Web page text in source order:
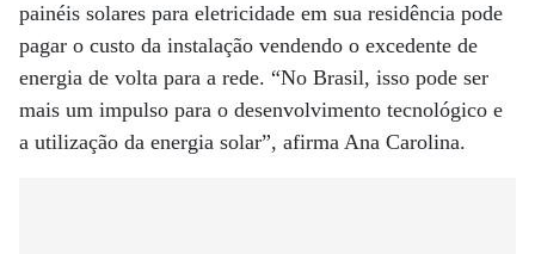
painéis solares para eletricidade em sua residência pode
pagar o custo da instalação vendendo o excedente de
energia de volta para a rede. “No Brasil, isso pode ser
mais um impulso para o desenvolvimento tecnológico e
a utilização da energia solar”, afirma Ana Carolina.